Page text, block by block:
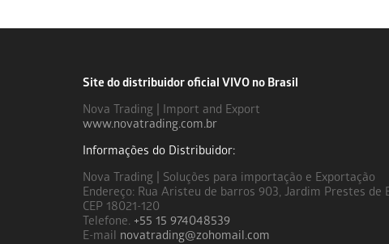
Site do distribuidor oficial VIVO no Brasil
Nova Trading | Import and Export
www.novatrading.com.br
Informações do Distribuidor:
Nova Trading | Soluções para importação e Exportação
Endereço: Rua Aristeu de barros 903, Jardim Prestes de
CEP 18021-120
Telefone. +55 15 974048539
E-mail novatrading@zohomail.com